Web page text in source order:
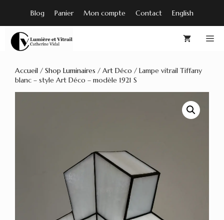
contenu
Blog Panier Mon compte Contact English
Accueil / Shop Luminaires / Art Déco / Lampe vitrail Tiffany
blanc – style Art Déco – modèle 1921 S